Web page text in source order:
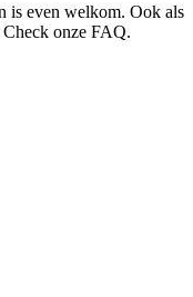
is even welkom. Ook als
onze FAQ.